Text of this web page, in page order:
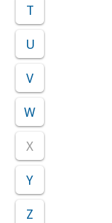
T
U
V
W
X
Y
Z